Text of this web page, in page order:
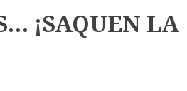
¡SAQUEN LA